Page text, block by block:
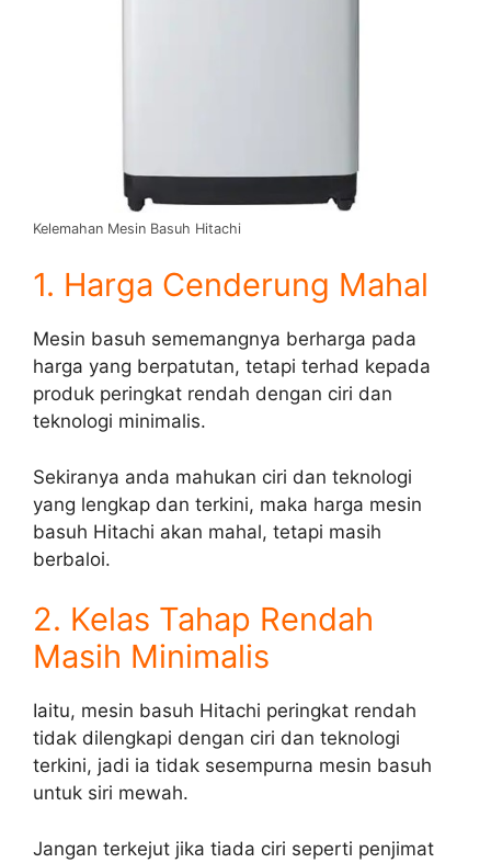
Kelemahan Mesin Basuh Hitachi
1. Harga Cenderung Mahal
Mesin basuh sememangnya berharga pada
harga yang berpatutan, tetapi terhad kepada
produk peringkat rendah dengan ciri dan
teknologi minimalis.
Sekiranya anda mahukan ciri dan teknologi
yang lengkap dan terkini, maka harga mesin
basuh Hitachi akan mahal, tetapi masih
berbaloi.
2. Kelas Tahap Rendah
Masih Minimalis
Iaitu, mesin basuh Hitachi peringkat rendah
tidak dilengkapi dengan ciri dan teknologi
terkini, jadi ia tidak sesempurna mesin basuh
untuk siri mewah.
Jangan terkejut jika tiada ciri seperti penjimat